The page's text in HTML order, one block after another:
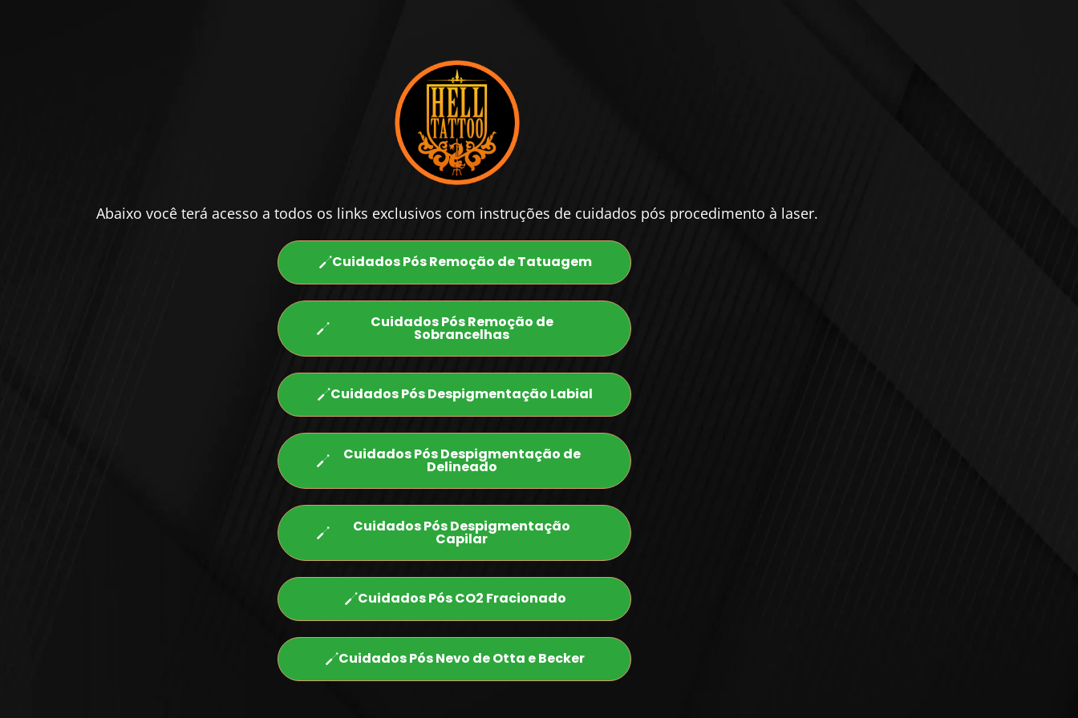
Abaixo você terá acesso a todos os links exclusivos com instruções de cuidados pós procedimento à laser.
Cuidados Pós Remoção de Tatuagem
Cuidados Pós Remoção de
Sobrancelhas
Cuidados Pós Despigmentação Labial
Cuidados Pós Despigmentação de
Delineado
Cuidados Pós Despigmentação
Capilar
Cuidados Pós CO2 Fracionado
Cuidados Pós Nevo de Otta e Becker